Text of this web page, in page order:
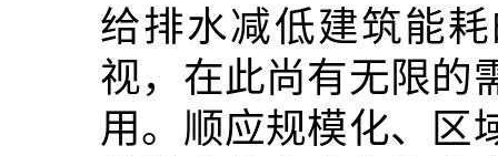
给排水减低建筑能
视，在此尚有无限的
用。顺应规模化、区